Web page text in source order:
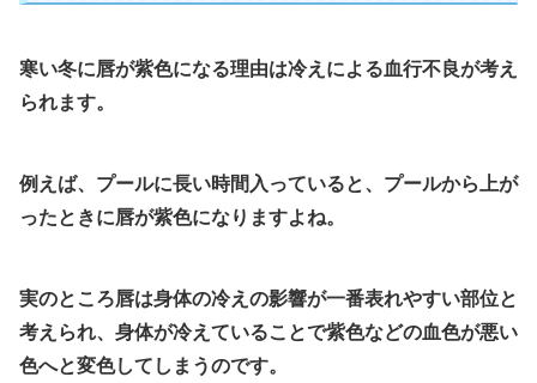
寒い冬に唇が紫色になる理由は冷えによる血行不良が考え
られます。
例えば、プールに長い時間入っていると、プールから上が
ったときに唇が紫色になりますよね。
実のところ唇は身体の冷えの影響が一番表れやすい部位と
考えられ、身体が冷えていることで紫色などの血色が悪い
色へと変色してしまうのです。